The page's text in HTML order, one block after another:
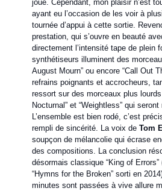
joué. Cependant, mon plaisir n’est
ayant eu l’occasion de les voir à
tournée d’appui à cette sortie.
prestation, qui s’ouvre en beauté
directement l’intensité tape de plein
synthétiseurs illuminent des
August Mourn” ou encore “Call Out
refrains poignants et accrocheurs,
ressort sur des morceaux plus lourds
Nocturnal” et “Weightless” qui
L’ensemble est bien rodé, c’est
rempli de sincérité. La voix de Tom
soupçon de mélancolie qui écrase
des compositions. La conclusion
désormais classique “King of Errors”
“Hymns for the Broken” sorti en
minutes sont passées à vive allure